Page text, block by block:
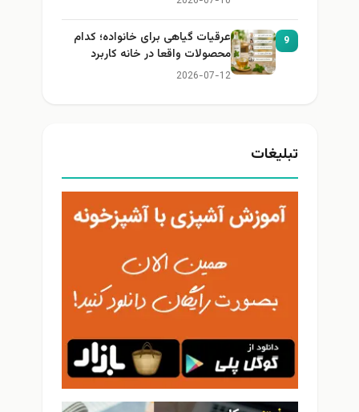
9
عرقیات گیاهی برای خانواده؛ کدام
محصولات واقعا در خانه کاربرد
دارند؟
2026-07-12
تبلیغات